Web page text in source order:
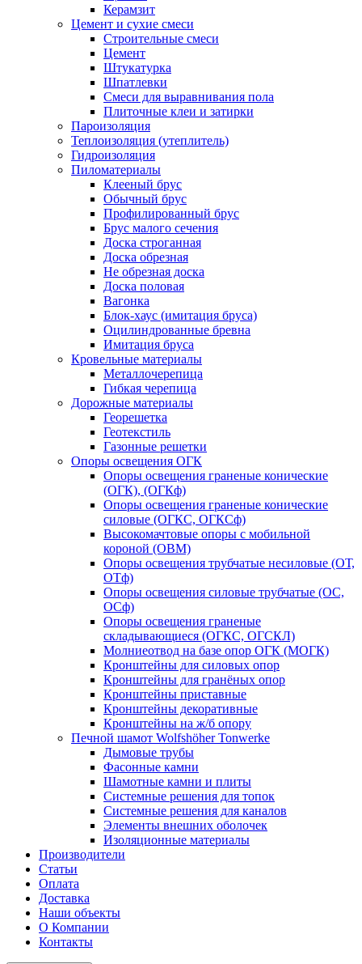
Керамзит
Цемент и сухие смеси
Строительные смеси
Цемент
Штукатурка
Шпатлевки
Смеси для выравнивания пола
Плиточные клеи и затирки
Пароизоляция
Теплоизоляция (утеплитель)
Гидроизоляция
Пиломатериалы
Клееный брус
Обычный брус
Профилированный брус
Брус малого сечения
Доска строганная
Доска обрезная
Не обрезная доска
Доска половая
Вагонка
Блок-хаус (имитация бруса)
Оцилиндрованные бревна
Имитация бруса
Кровельные материалы
Металлочерепица
Гибкая черепица
Дорожные материалы
Георешетка
Геотекстиль
Газонные решетки
Опоры освещения ОГК
Опоры освещения граненые конические
(ОГК), (ОГКф)
Опоры освещения граненые конические
силовые (ОГКС, ОГКСф)
Высокомачтовые опоры с мобильной
короной (ОВМ)
Опоры освещения трубчатые несиловые (ОТ,
ОТф)
Опоры освещения силовые трубчатые (ОС,
ОСф)
Опоры освещения граненые
складывающиеся (ОГКС, ОГСКЛ)
Молниеотвод на базе опор ОГК (МОГК)
Кронштейны для силовых опор
Кронштейны для гранёных опор
Кронштейны приставные
Кронштейны декоративные
Кронштейны на ж/б опору
Печной шамот Wolfshöher Tonwerke
Дымовые трубы
Фасонные камни
Шамотные камни и плиты
Системные решения для топок
Системные решения для каналов
Элементы внешних оболочек
Изоляционные материалы
Производители
Статьи
Оплата
Доставка
Наши объекты
О Компании
Контакты